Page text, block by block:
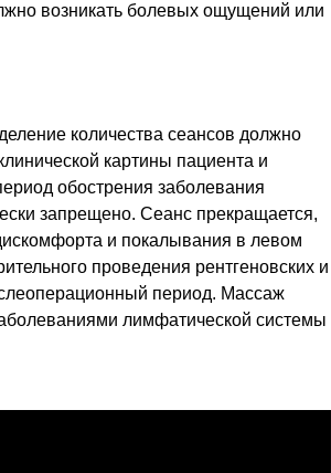
возникать болевых ощущений или
количества сеансов должно
картины пациента и
обострения заболевания
запрещено. Сеанс прекращается,
и покалывания в левом
проведения рентгеновских и
период. Массаж
лимфатической системы